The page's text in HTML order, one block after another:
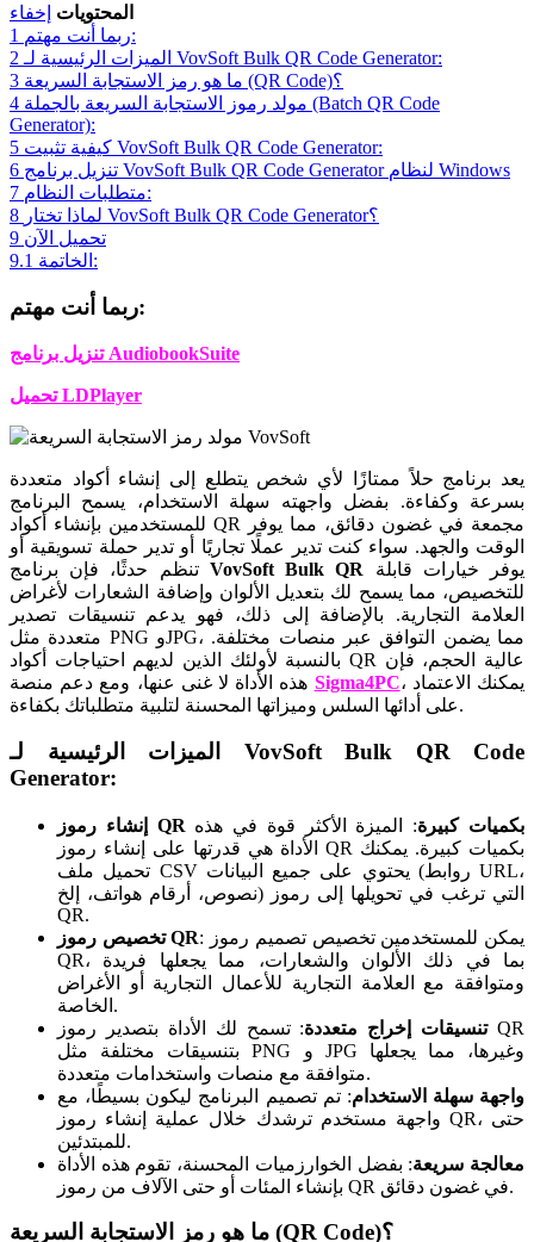
المحتويات إخفاء
1
ربما أنت مهتم:
2
الميزات الرئيسية لـ VovSoft Bulk QR Code Generator:
3
ما هو رمز الاستجابة السريعة (QR Code)؟
4 مولد رموز الاستجابة السريعة بالجملة (Batch QR Code
Generator):
5
كيفية تثبيت VovSoft Bulk QR Code Generator:
6
تنزيل برنامج VovSoft Bulk QR Code Generator لنظام Windows
7
متطلبات النظام:
8
لماذا تختار VovSoft Bulk QR Code Generator؟
9 تحميل الآن
9.1
الخاتمة:
ربما أنت مهتم:
تنزيل برنامج AudiobookSuite
تحميل LDPlayer
يعد برنامج حلاً ممتازًا لأي شخص يتطلع إلى إنشاء أكواد متعددة
بسرعة وكفاءة. بفضل واجهته سهلة الاستخدام، يسمح البرنامج
للمستخدمين بإنشاء أكواد QR مجمعة في غضون دقائق، مما يوفر
الوقت والجهد. سواء كنت تدير عملًا تجاريًا أو تدير حملة تسويقية أو
تنظم حدثًا، فإن برنامجVovSoft Bulk QR
للتخصيص، مما يسمح لك بتعديل الألوان وإضافة الشعارات لأغراض
العلامة التجارية. بالإضافة إلى ذلك، فهو يدعم تنسيقات تصدير
متعددة مثل PNG وJPG، مما يضمن التوافق عبر منصات مختلفة.
بالنسبة لأولئك الذين لديهم احتياجات أكواد QR عالية الحجم، فإن
Sigma4PC، يمكنك الاعتماد
على أدائها السلس وميزاتها المحسنة لتلبية متطلباتك بكفاءة.
VovSoft Bulk QR Code
Generator:
إنشاء رموز QR بكميات كبيرة: الميزة الأكثر قوة في هذه
الأداة هي قدرتها على إنشاء رموز QR بكميات كبيرة. يمكنك
تحميل ملف CSV يحتوي على جميع البيانات (روابط URL،
نصوص، أرقام هواتف، إلخ) التي ترغب في تحويلها إلى رموز
QR.
تخصيص رموز QR: يمكن للمستخدمين تخصيص تصميم رموز
QR، بما في ذلك الألوان والشعارات، مما يجعلها فريدة
ومتوافقة مع العلامة التجارية للأعمال التجارية أو الأغراض
الخاصة.
تنسيقات إخراج متعددة: تسمح لك الأداة بتصدير رموز QR
بتنسيقات مختلفة مثل PNG و JPG وغيرها، مما يجعلها
متوافقة مع منصات واستخدامات متعددة.
واجهة سهلة الاستخدام: تم تصميم البرنامج ليكون بسيطًا، مع
واجهة مستخدم ترشدك خلال عملية إنشاء رموز QR، حتى
للمبتدئين.
معالجة سريعة: بفضل الخوارزميات المحسنة، تقوم هذه الأداة
بإنشاء المئات أو حتى الآلاف من رموز QR في غضون دقائق.
ما هو رمز الاستجابة السريعة (QR Code)؟